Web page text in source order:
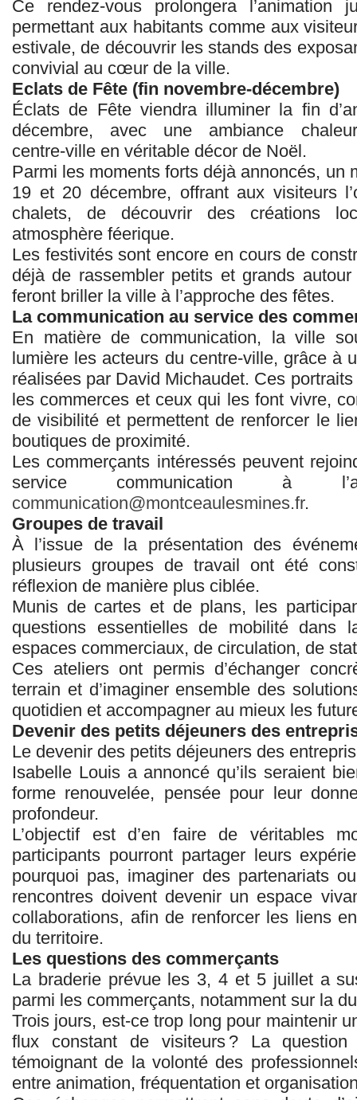
Ce rendez‑vous prolongera
permettant aux habitants comme aux
estivale, de découvrir les stands des
convivial au cœur de la ville.
Eclats de Fête (fin novembre-décembre)
Éclats de Fête viendra illuminer la fin
décembre, avec une ambiance
centre‑ville en véritable décor de Noël.
Parmi les moments forts déjà annoncés, un
19 et 20 décembre, offrant aux visiteurs
chalets, de découvrir des créations
atmosphère féerique.
Les festivités sont encore en cours de
déjà de rassembler petits et grands autour
feront briller la ville à l’approche des fêtes.
La communication au service des
En matière de communication, la ville
lumière les acteurs du centre‑ville, grâce à
réalisées par David Michaudet. Ces
les commerces et ceux qui les font vivre,
de visibilité et permettent de renforcer le
boutiques de proximité.
Les commerçants intéressés peuvent
service communication à
communication@montceaulesmines.fr.
Groupes de travail
À l’issue de la présentation des
plusieurs groupes de travail ont été
réflexion de manière plus ciblée.
Munis de cartes et de plans, les
questions essentielles de mobilité dans
espaces commerciaux, de circulation, de
Ces ateliers ont permis d’échanger
terrain et d’imaginer ensemble des
quotidien et accompagner au mieux les
Devenir des petits déjeuners des
Le devenir des petits déjeuners des
Isabelle Louis a annoncé qu’ils seraient
forme renouvelée, pensée pour leur
profondeur.
L’objectif est d’en faire de véritables
participants pourront partager leurs
pourquoi pas, imaginer des partenariats
rencontres doivent devenir un espace
collaborations, afin de renforcer les liens
du territoire.
Les questions des commerçants
La braderie prévue les 3, 4 et 5 juillet a
parmi les commerçants, notamment sur la
Trois jours, est‑ce trop long pour maintenir
flux constant de visiteurs ? La
témoignant de la volonté des
entre animation, fréquentation et